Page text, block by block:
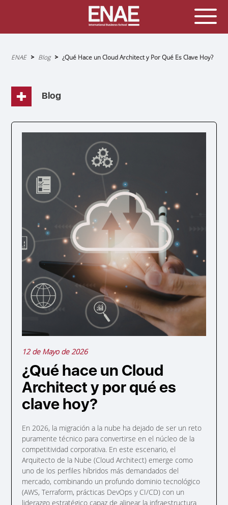
Sobrescribir
la
navegación
ENAE Blog ¿Qué Hace un Cloud Architect y Por Qué Es Clave Hoy?
Blog
12 de Mayo de 2026
¿Qué hace un Cloud
Architect y por qué es
clave hoy?
En 2026, la migración a la nube ha dejado de ser un reto
puramente técnico para convertirse en el núcleo de la
competitividad corporativa. En este escenario, el
Arquitecto de la Nube (Cloud Architect) emerge como
uno de los perfiles híbridos más demandados del
mercado, combinando un profundo dominio tecnológico
(AWS, Terraform, prácticas DevOps y CI/CD) con un
liderazgo estratégico capaz de alinear la infraestructura